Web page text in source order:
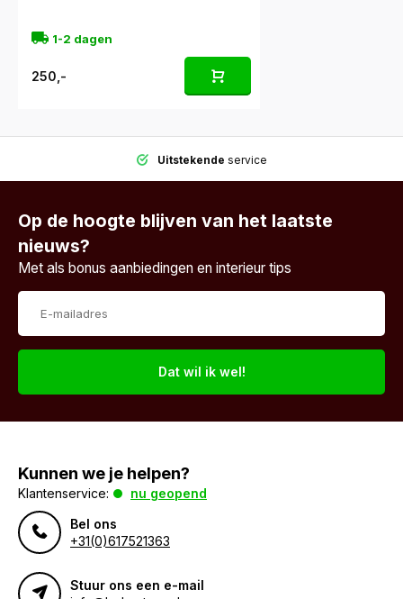
1-2 dagen
250,-
Uitstekende service
Op de hoogte blijven van het laatste
nieuws?
Met als bonus aanbiedingen en interieur tips
Dat wil ik wel!
Kunnen we je helpen?
Klantenservice:
nu geopend
Bel ons
+31(0)617521363
Stuur ons een e-mail